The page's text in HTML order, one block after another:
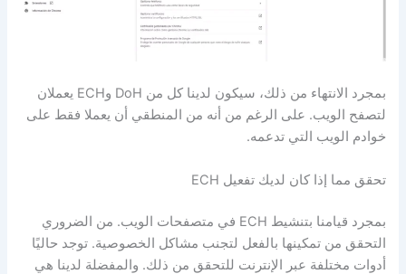
بمجرد الانتهاء من ذلك، سيكون لدينا كل من DoH وECH يعملان
لتصفح الويب. على الرغم من أنه من المنطقي أن يعملا فقط على
خوادم الويب التي تدعمه.
تحقق مما إذا كان لديك تفعيل ECH
بمجرد قيامنا بتنشيط ECH في متصفحات الويب. من الضروري
التحقق من تمكينها بالفعل لتجنب مشاكل الخصوصية. توجد حاليًا
أدوات مختلفة عبر الإنترنت للتحقق من ذلك. والمفضلة لدينا هي